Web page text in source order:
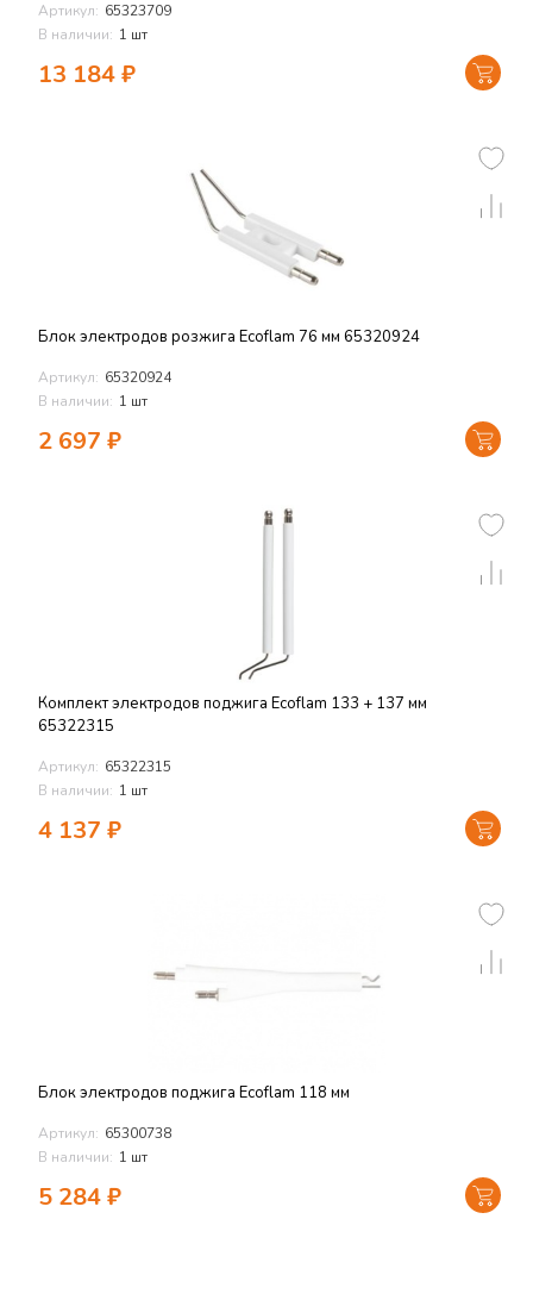
Артикул: 65323709
В наличии: 1 шт
13 184₽
Блок электродов розжига Ecoflam 76 мм 65320924
Артикул: 65320924
В наличии: 1 шт
2 697 ₽
Комплект электродов поджига Ecoflam 133 + 137 мм
65322315
Артикул: 65322315
В наличии: 1 шт
4 137 ₽
Блок электродов поджига Ecoflam 118 мм
Артикул: 65300738
В наличии: 1 шт
5 284₽